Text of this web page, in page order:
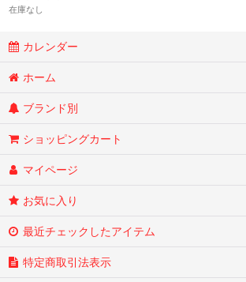
在庫なし
カレンダー
ホーム
ブランド別
ショッピングカート
マイページ
お気に入り
最近チェックしたアイテム
特定商取引法表示